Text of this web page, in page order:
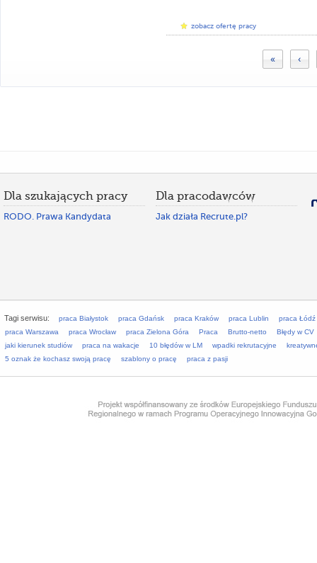
zobacz ofertę pracy
« ‹
Dla szukających pracy
RODO. Prawa Kandydata
Dla pracodawców
Jak działa Recrute.pl?
Tagi serwisu: praca Białystok praca Gdańsk praca Kraków praca Lublin
praca Łódź
praca Warszawa
praca Wrocław praca Zielona Góra Praca Brutto-netto
Błędy w CV
jaki kierunek studiów
praca na wakacje 10 błędów w LM wpadki rekrutacyjne
5 oznak że kochasz swoją pracę
szablony o pracę praca z pasji